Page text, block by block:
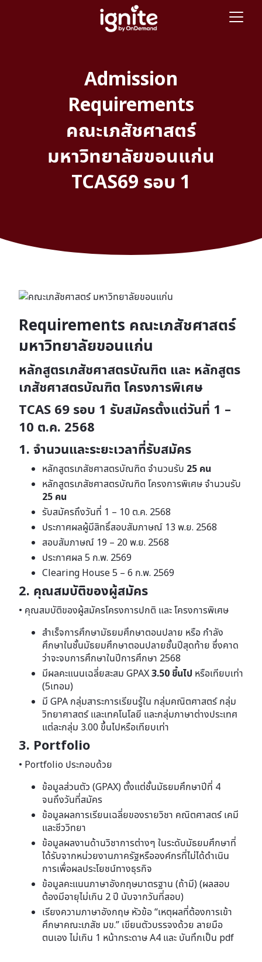
Admission
Requirements
คณะเภสัชศาสตร์
มหาวิทยาลัยขอนแก่น
TCAS69 รอบ 1
Requirements คณะเภสัชศาสตร์
มหาวิทยาลัยขอนแก่น
หลักสูตรเภสัชศาสตรบัณฑิต และ หลักสูตร
เภสัชศาสตรบัณฑิต โครงการพิเศษ
TCAS 69 รอบ 1 รับสมัครตั้งแต่วันที่ 1 –
10 ต.ค. 2568
1. จำนวนและระยะเวลาที่รับสมัคร
หลักสูตรเภสัชศาสตรบัณฑิต จํานวนรับ 25 คน
หลักสูตรเภสัชศาสตรบัณฑิต โครงการพิเศษ จํานวนรับ
25 คน
รับสมัครถึงวันที่ 1 – 10 ต.ค. 2568
ประกาศผลผู้มีสิทธิ์สอบสัมภาษณ์ 13 พ.ย. 2568
สอบสัมภาษณ์ 19 – 20 พ.ย. 2568
ประกาศผล 5 ก.พ. 2569
Clearing House 5 – 6 ก.พ. 2569
2. คุณสมบัติของผู้สมัคร
• คุณสมบัติของผู้สมัครโครงการปกติ และ โครงการพิเศษ
สําเร็จการศึกษามัธยมศึกษาตอนปลาย หรือ กําลัง
ศึกษาในชั้นมัธยมศึกษาตอนปลายชั้นปีสุดท้าย ซึ่งคาด
ว่าจะจบการศึกษาในปีการศึกษา 2568
มีผลคะแนนเฉลี่ยสะสม GPAX3.50 ขึ้นไป หรือเทียบเท่า
(5เทอม)
มี GPA กลุ่มสาระการเรียนรู้ใน กลุ่มคณิตศาสตร์ กลุ่ม
วิทยาศาสตร์ และเทคโนโลยี และกลุ่มภาษาต่างประเทศ
แต่ละกลุ่ม 3.00 ขึ้นไปหรือเทียบเท่า
3. Portfolio
• Portfolio ประกอบด้วย
ข้อมูลส่วนตัว (GPAX) ตั้งแต่ชั้นมัธยมศึกษาปีที่ 4
จนถึงวันที่สมัคร
ข้อมูลผลการเรียนเฉลี่ยของรายวิชา คณิตศาสตร์ เคมี
และชีววิทยา
ข้อมูลผลงานด้านวิชาการต่างๆ ในระดับมัธยมศึกษาที่
ได้รับจากหน่วยงานภาครัฐหรือองค์กรที่ไม่ได้ดําเนิน
การเพื่อผลประโยชน์ทางธุรกิจ
ข้อมูลคะแนนภาษาอังกฤษมาตรฐาน (ถ้ามี) (ผลสอบ
ต้องมีอายุไม่เกิน 2 ปี นับจากวันที่สอบ)
เรียงความภาษาอังกฤษ หัวข้อ “เหตุผลที่ต้องการเข้า
ศึกษาคณะเภสัช มข.” เขียนตัวบรรจงด้วย ลายมือ
ตนเอง ไม่เกิน 1 หน้ากระดาษ A4 และ บันทึกเป็น pdf